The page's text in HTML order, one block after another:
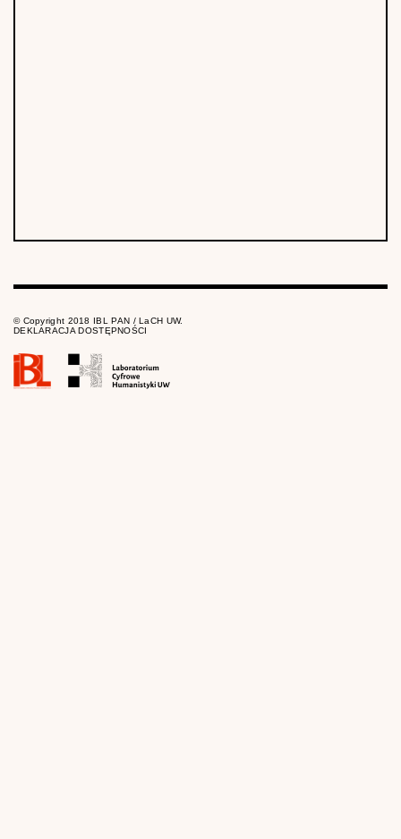
© Copyright 2018 IBL PAN / LaCH UW.
DEKLARACJA DOSTĘPNOŚCI